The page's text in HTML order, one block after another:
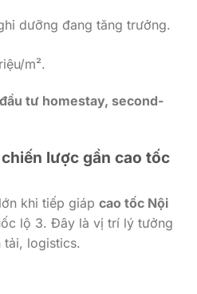
dưỡng đang tăng trưởng.
m².
tư homestay, second-
lược gần cao tốc
khi tiếp giáp cao tốc Nội
lộ 3. Đây là vị trí lý tưởng
tải, logistics.